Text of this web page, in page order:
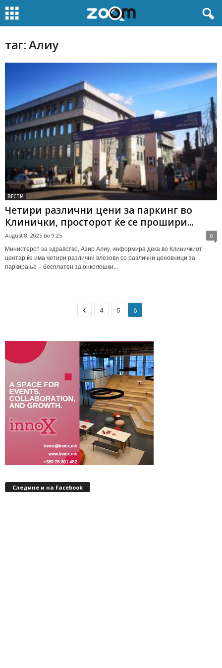
таг: Алиу
ВЕСТИ
Четири различни цени за паркинг во
Клинички, просторот ќе се прошири...
August 8, 2025 во 9:25 0
Министерот за здравство, Азир Алиу, информира дека во Клиничкиот
центар ќе има четири различни влезови со различни ценовници за
паркирање – бесплатен за онколошки...
4 5 6
Следине и на Facebook